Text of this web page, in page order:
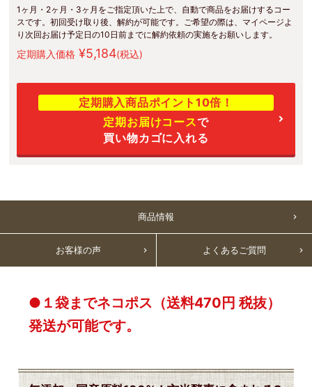
1ヶ月・2ヶ月・3ヶ月をご指定頂いた上で、自動で商品をお届けするコー
スです。初回受け取り後、解約が可能です。ご希望の際は、マイページよ
り次回お届け予定日の10日前までに解約依頼の実施をお願いします。
定期購入価格 ¥5,184(税込)
定期購入商品ポイント10倍！
定期お届けコースで
買い物カゴに入れる
商品情報
お客様の声 よくあるご質問
●１袋までネコポス（送料470円 税抜）
発送が可能です。